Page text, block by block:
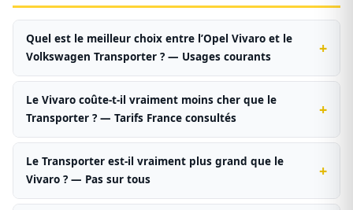
Quel est le meilleur choix entre l’Opel Vivaro et le
Volkswagen Transporter ? — Usages courants
Le Vivaro coûte-t-il vraiment moins cher que le
Transporter ? — Tarifs France consultés
Le Transporter est-il vraiment plus grand que le
Vivaro ? — Pas sur tous